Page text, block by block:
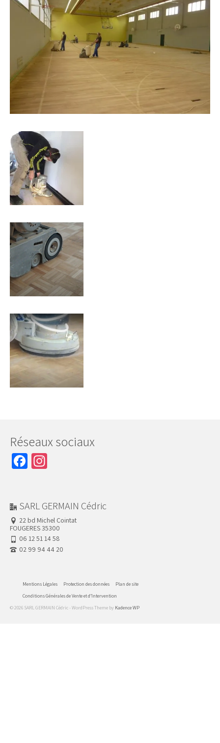
Réseaux sociaux
Facebook
SARL GERMAIN Cédric
22 bd Michel Cointat
FOUGERES 35300
06 12 51 14 58
02 99 94 44 20
Mentions Légales Protection des données
Plan de site
Conditions Générales de Vente et d’Intervention
© 2026 SARL GERMAIN Cédric - WordPress Theme by Kadence WP